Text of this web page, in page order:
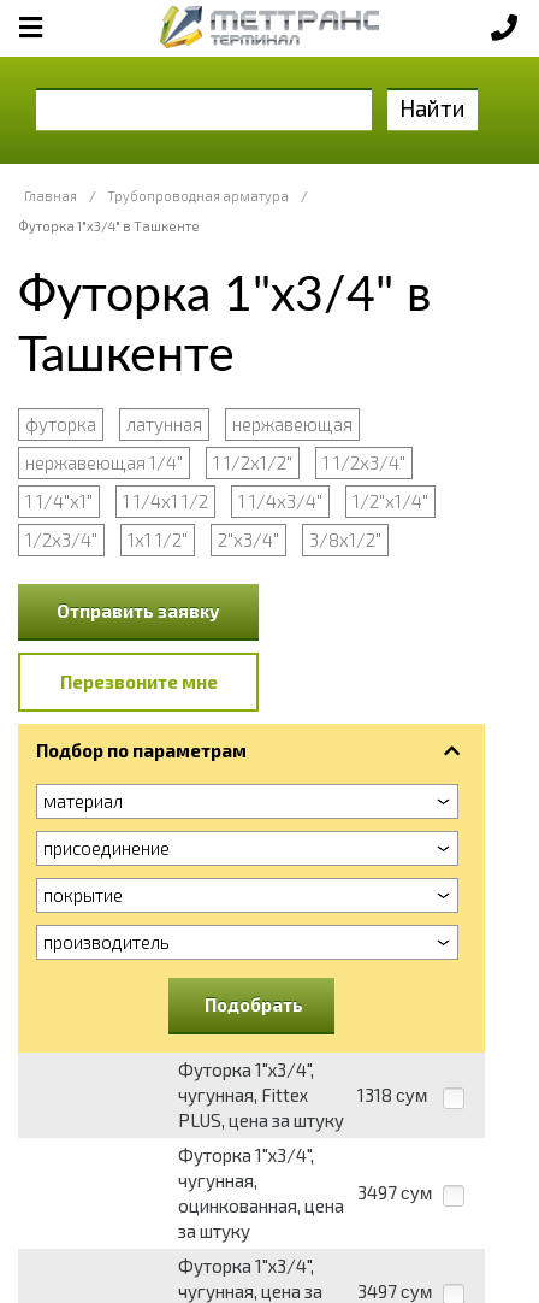
Найти
Главная / Трубопроводная арматура
/
Футорка 1"х3/4" в Ташкенте
Футорка 1"х3/4" в
Ташкенте
футорка латунная
нержавеющая
нержавеющая 1/4"
1 1/2х1/2"
1 1/2х3/4"
1 1/4"х1"
1 1/4х1 1/2 1 1/4х3/4"
1/2"х1/4"
1/2х3/4"
1х1 1/2" 2"х3/4" 3/8х1/2"
Отправить заявку
Перезвоните мне
Подбор по параметрам
материал
присоединение
покрытие
производитель
Подобрать
Футорка 1"х3/4",
чугунная, Fittex
PLUS, цена за штуку
1318 сум
Футорка 1"х3/4",
чугунная,
оцинкованная, цена
за штуку
3497 сум
Футорка 1"х3/4",
чугунная, цена за
3497 сум